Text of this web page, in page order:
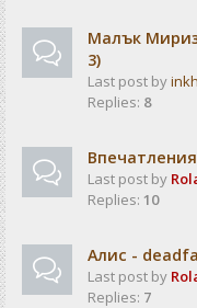
Малък
3)
Last post by
Replies: 8
Last post by
Replies: 10
Алис -
Last post by
Replies: 7